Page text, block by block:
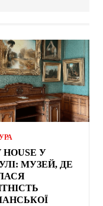
HOUSE У
МУЗЕЙ, ДЕ